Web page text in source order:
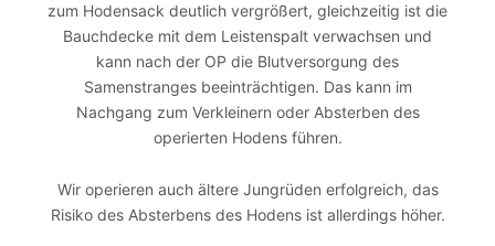
zum Hodensack deutlich vergrößert, gleichzeitig ist die
Bauchdecke mit dem Leistenspalt verwachsen und
kann nach der OP die Blutversorgung des
Samenstranges beeinträchtigen. Das kann im
Nachgang zum Verkleinern oder Absterben des
operierten Hodens führen.
Wir operieren auch ältere Jungrüden erfolgreich, das
Risiko des Absterbens des Hodens ist allerdings höher.